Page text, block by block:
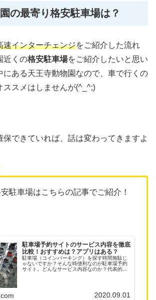
の最寄り格安駐車場は？
速インターチェンジをご紹介した流れ
近くの格安駐車場をご紹介したいと思い
にある天王寺動物園なので、車で行くの
ススメはしませんが(^_^;)
保できていれば、話は変わってきますよ
駐車場はこちらの記事でご紹介！
駐車場予約サイトのサービス内容を徹底
比較！おすすめは？アプリはある？
駐車場（コインパーキング）を探す時間無駄じ
ゃないですか？そんな時便利なのが駐車場予約
サイト。どんなサービス内容なのか？代表的な
2020.09.01